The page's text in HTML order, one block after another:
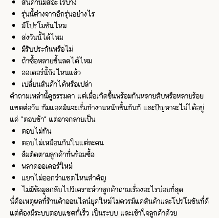
รุ่นนี้ต่างจากอีกรุ่นอย่างไร
มีโปรโมชันไหม
ส่งวันนี้ได้ไหม
มีรับประกันหรือไม่
ถ้าซื้อหลายชิ้นลดได้ไหม
ออเดอร์นี้ถึงไหนแล้ว
เปลี่ยนสินค้าได้หรือเปล่า
คำถามเหล่านี้ดูธรรมดา แต่เมื่อเกิดขึ้นพร้อมกันหลายสิบหรือหลายร้อย
แชตต่อวัน ทีมแอดมินจะเริ่มทำงานหนักขึ้นทันที และปัญหาจะไม่ได้อยู่
แค่ “ตอบช้า” แต่อาจกลายเป็น
ตอบไม่ทัน
ตอบไม่เหมือนกันในแต่ละคน
ลืมติดตามลูกค้าที่พร้อมซื้อ
พลาดออเดอร์ใหม่
แยกไม่ออกว่าแชตไหนสำคัญ
ไม่มีข้อมูลกลับไปวิเคราะห์ว่าลูกค้าถามเรื่องอะไรบ่อยที่สุด
นี่คือเหตุผลที่ร้านค้าออนไลน์ยุคใหม่ไม่ควรมีแค่สินค้าและโปรโมชันที่ดี
แต่ต้องมีระบบตอบแชตที่เร็ว เป็นระบบ และเข้าใจลูกค้าด้วย